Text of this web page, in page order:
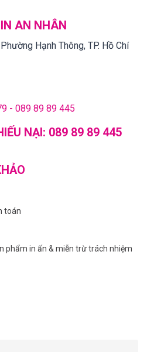
AN NHÂN
Hạnh Thông, TP. Hồ Chí
- 089 89 89 445
NẠI: 089 89 89 445
toán
phẩm in ấn & miễn trừ trách nhiệm